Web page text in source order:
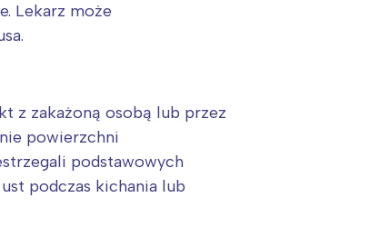
Lekarz może
z zakażoną osobą lub przez
powierzchni
podstawowych
podczas kichania lub